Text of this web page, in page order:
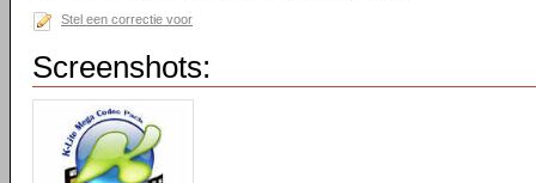
Stel een correctie voor
Screenshots: